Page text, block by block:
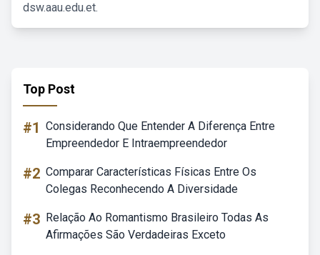
dsw.aau.edu.et.
Top Post
#1 Considerando Que Entender A Diferença Entre
Empreendedor E Intraempreendedor
#2 Comparar Características Físicas Entre Os
Colegas Reconhecendo A Diversidade
#3 Relação Ao Romantismo Brasileiro Todas As
Afirmações São Verdadeiras Exceto